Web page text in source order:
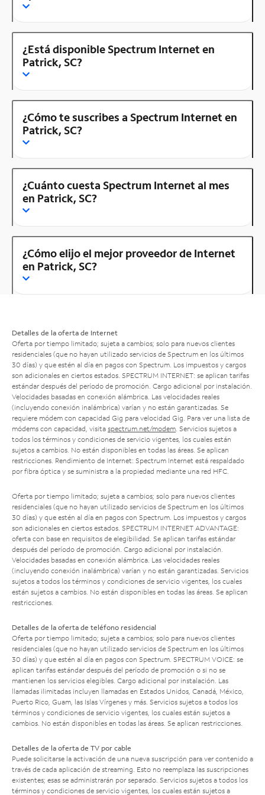
¿Está disponible Spectrum Internet en
Patrick, SC?
¿Cómo te suscribes a Spectrum Internet en
Patrick, SC?
¿Cuánto cuesta Spectrum Internet al mes
en Patrick, SC?
¿Cómo elijo el mejor proveedor de Internet
en Patrick, SC?
Detalles de la oferta de Internet
Oferta por tiempo limitado; sujeta a cambios; solo para nuevos clientes
residenciales (que no hayan utilizado servicios de Spectrum en los últimos
30 días) y que estén al día en pagos con Spectrum. Los impuestos y cargos
son adicionales en ciertos estados. SPECTRUM INTERNET: se aplican tarifas
estándar después del período de promoción. Cargo adicional por instalación.
Velocidades basadas en conexión alámbrica. Las velocidades reales
(incluyendo conexión inalámbrica) varían y no están garantizadas. Se
requiere módem con capacidad Gig para velocidad Gig. Para ver una lista de
módems con capacidad, visita spectrum.net/modem . Servicios sujetos a
todos los términos y condiciones de servicio vigentes, los cuales están
sujetos a cambios. No están disponibles en todas las áreas. Se aplican
restricciones. Rendimiento de Internet: Spectrum Internet está respaldado
por fibra óptica y se suministra a la propiedad mediante una red HFC.
Oferta por tiempo limitado; sujeta a cambios; solo para nuevos clientes
residenciales (que no hayan utilizado servicios de Spectrum en los últimos
30 días) y que estén al día en pagos con Spectrum. Los impuestos y cargos
son adicionales en ciertos estados. SPECTRUM INTERNET ADVANTAGE:
oferta con base en requisitos de elegibilidad. Se aplican tarifas estándar
después del período de promoción. Cargo adicional por instalación.
Velocidades basadas en conexión alámbrica. Las velocidades reales
(incluyendo conexión inalámbrica) varían y no están garantizadas. Servicios
sujetos a todos los términos y condiciones de servicio vigentes, los cuales
están sujetos a cambios. No están disponibles en todas las áreas. Se aplican
restricciones.
Detalles de la oferta de teléfono residencial
Oferta por tiempo limitado; sujeta a cambios; solo para nuevos clientes
residenciales (que no hayan utilizado servicios de Spectrum en los últimos
30 días) y que estén al día en pagos con Spectrum. SPECTRUM VOICE: se
aplican tarifas estándar después del período de promoción o si no se
mantienen los servicios elegibles. Cargo adicional por instalación. Las
llamadas ilimitadas incluyen llamadas en Estados Unidos, Canadá, México,
Puerto Rico, Guam, las Islas Vírgenes y más. Servicios sujetos a todos los
términos y condiciones de servicio vigentes, los cuales están sujetos a
cambios. No están disponibles en todas las áreas. Se aplican restricciones.
Detalles de la oferta de TV por cable
Puede solicitarse la activación de una nueva suscripción para ver contenido a
través de cada aplicación de streaming. Esto no reemplaza las suscripciones
existentes; esas se administrarán por separado. Servicios sujetos a todos los
términos y condiciones de servicio vigentes, los cuales están sujetos a